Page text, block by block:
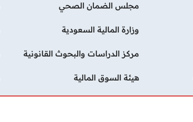
مجلس الضمان الصحي
وزارة المالية السعودية
مركز الدراسات والبحوث القانونية
هيئة السوق المالية